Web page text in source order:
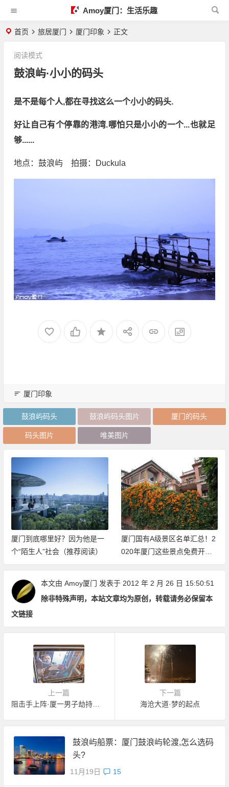
Amoy厦门：生活乐趣
首页 旅居厦门 厦门印象 正文
鼓浪屿·小小的码头
阅读模式
是不是每个人,都在寻找这么一个小小的码头.
好让自己有个停靠的港湾.哪怕只是小小的一个...也就足
够......
地点：鼓浪屿 拍摄：Duckula
厦门印象
鼓浪屿码头 鼓浪屿码头图片 厦门的码头
码头图片 唯美图片
厦门到底哪里好？因为他是一
个“陌生人”社会（推荐阅读）
厦门国有A级景区名单汇总！2
020年厦门这些景点免费开放
（持续更新中）
本文由 Amoy厦门 发表于 2012 年 2 月 26 日 15:50:51
除非特殊声明，本站文章均为原创，转载请务必保留本
文链接
上一篇
阻击手上阵·厦一男子劫持亲友欲自杀
下一篇
海沧大道·梦的起点
鼓浪屿船票：厦门鼓浪屿轮渡,怎么选码
头?
11月19日 15